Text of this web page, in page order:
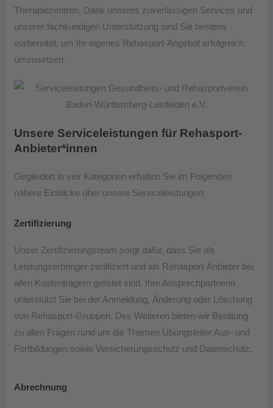
Therapiezentren. Dank unseres zuverlässigen Services und
unserer fachkundigen Unterstützung sind Sie bestens
vorbereitet, um Ihr eigenes Rehasport-Angebot erfolgreich
umzusetzen.
Unsere Serviceleistungen für Rehasport-
Anbieter*innen
Gegliedert in vier Kategorien erhalten Sie im Folgenden
nähere Einblicke über unsere Serviceleistungen:
Zertifizierung
Unser Zertifizierungsteam sorgt dafür, dass Sie als
Leistungserbringer zertifiziert und als Rehasport-Anbieter bei
allen Kostenträgern gelistet sind. Ihre Ansprechpartnerin
unterstützt Sie bei der Anmeldung, Änderung oder Löschung
von Rehasport-Gruppen. Des Weiteren bieten wir Beratung
zu allen Fragen rund um die Themen Übungsleiter Aus- und
Fortbildungen sowie Versicherungsschutz und Datenschutz.
Abrechnung